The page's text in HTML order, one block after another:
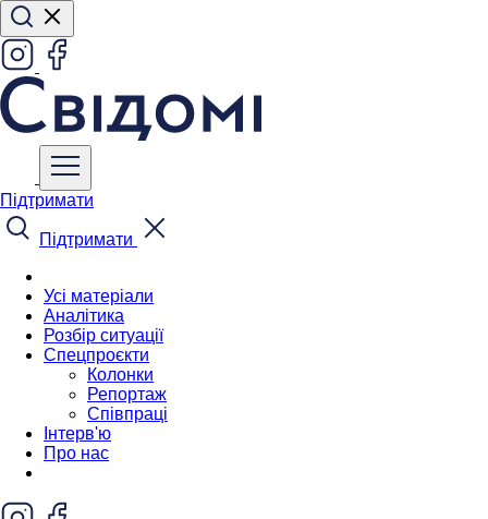
Підтримати
Підтримати
Усі матеріали
Аналітика
Розбір ситуації
Спецпроєкти
Колонки
Репортаж
Співпраці
Інтерв'ю
Про нас